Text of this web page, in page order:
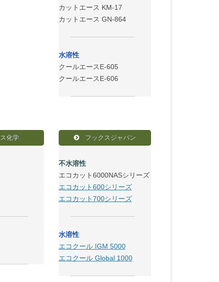
カットエース KM-17
カットエース GN-864
水溶性
クールエースE-605
クールエースE-606
化学 フックスジャパン
不水溶性
エコカット6000NASシリーズ
エコカット600シリーズ
エコカット700シリーズ
水溶性
エコクール IGM 5000
エコクール Global 1000